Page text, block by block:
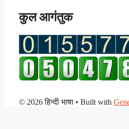
कुल आगंतुक
© 2026 हिन्दी भाषा • Built with